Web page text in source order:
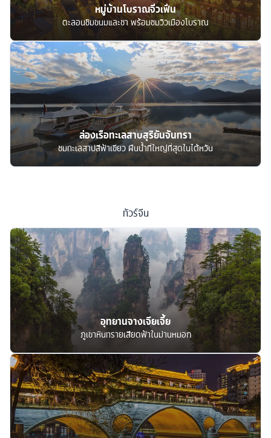
หมู่บ้านโบราณจิ่วเฟิ่น
ตะลอนชิมขนมและชา พร้อมชมวิวเมืองโบราณ
ล่องเรือทะเลสาบสุริยันจันทรา
ชมทะเลสาปสีฟ้าเขียว ผืนน้ำที่ใหญ่ที่สุดในไต้หวัน
ทัวร์จีน
อุทยานจางเจียเจี้ย
ภูเขาหินทรายเสียดฟ้าในม่านหมอก